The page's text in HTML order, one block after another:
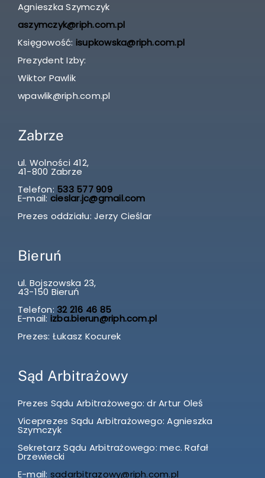
Agnieszka Szymczyk
aszymczyk@riph.com.pl
Księgowość: isupkowska@riph.com.pl
Prezydent Izby:
Wiktor Pawlik
wpawlik@riph.com.pl
Zabrze
ul. Wolności 412,
41-800 Zabrze
Telefon: 533 577 909
E-mail: cieslar.jc@gmail.com
Prezes oddziału: Jerzy Cieślar
Bieruń
ul. Bojszowska 23,
43-150 Bieruń
Telefon: 32 216 46 85
E-mail: izba.bierun@riph.com.pl
Prezes: Łukasz Kocurek
Sąd Arbitrażowy
Prezes Sądu Arbitrażowego: dr Artur Oleś
Viceprezes Sądu Arbitrażowego: Agnieszka
Szymczyk
Sekretarz Sądu Arbitrażowego: mec. Rafał
Drzewiecki
E-mail: sadarbitrazowy@riph.com.pl